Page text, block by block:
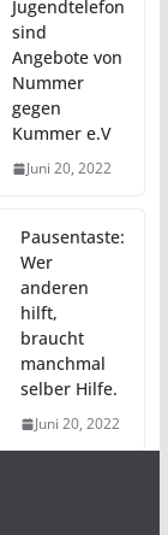
Jugendtelefon
sind
Angebote von
Nummer
gegen
Kummer e.V
Juni 20, 2022
Pausentaste:
Wer
anderen
hilft,
braucht
manchmal
selber Hilfe.
Juni 20, 2022